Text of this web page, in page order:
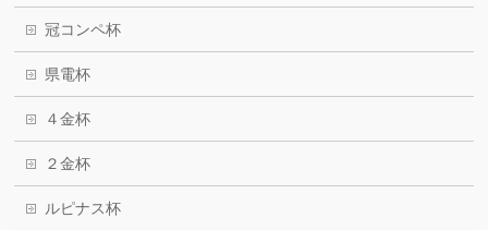
冠コンペ杯
県電杯
４金杯
２金杯
ルピナス杯